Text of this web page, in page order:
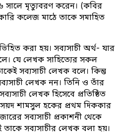
সালে মৃত্যুবরণ করেন। (কবির
কলেজ মাঠে তাকে সমাহিত
করা হয়। সব্যসাচী অর্থ- যার
যে লেখক সাহিত্যের সকল
সব্যসাচী লেখক বলে। কিন্তু
লেখক নন। তিনি ও তাঁর
লেখক হিসেবে প্রতিষ্ঠিত
শামসুল হকের প্রথম দিককার
সব্যসাচী প্রকাশনী থেকে
তাকে সব্যসাচীর লেখক বলা হয়।